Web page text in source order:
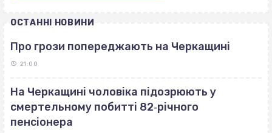
ОСТАННІ НОВИНИ
Про грози попереджають на Черкащині
21:00
На Черкащині чоловіка підозрюють у
смертельному побитті 82‐річного
пенсіонера